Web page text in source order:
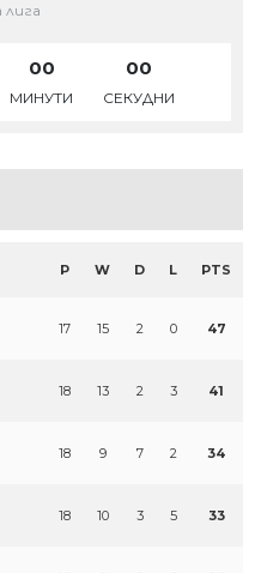
00
МИНУТИ
00
СЕКУДНИ
P W D L PTS
17 15 2 0 47
18 13 2 3 41
18 9 7 2 34
18 10 3 5 33